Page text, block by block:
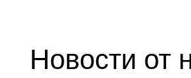
Новости от